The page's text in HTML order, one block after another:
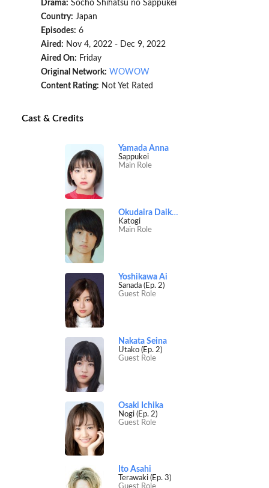
Drama: Socho Shihatsu no Sappukei
Country: Japan
Episodes: 6
Aired: Nov 4, 2022 - Dec 9, 2022
Aired On: Friday
Original Network: WOWOW
Content Rating: Not Yet Rated
Cast & Credits
Yamada Anna
Sappukei
Main Role
Okudaira Daiken
Katogi
Main Role
Yoshikawa Ai
Sanada (Ep. 2)
Guest Role
Nakata Seina
Utako (Ep. 2)
Guest Role
Osaki Ichika
Nogi (Ep. 2)
Guest Role
Ito Asahi
Terawaki (Ep. 3)
Guest Role